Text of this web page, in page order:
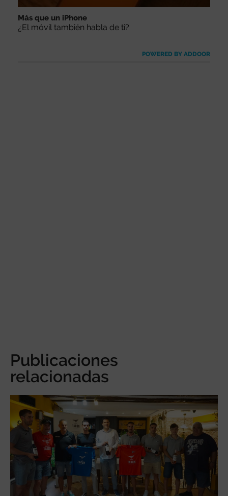
Más que un iPhone
¿El móvil también habla de ti?
POWERED BY ADDOOR
Publicaciones
relacionadas